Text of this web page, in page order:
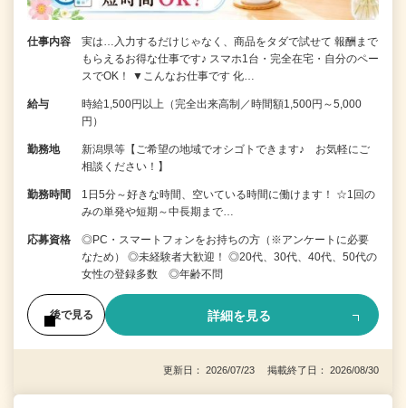
仕事内容
実は…入力するだけじゃなく、商品をタダで試せて 報酬まで
もらえるお得な仕事です♪ スマホ1台・完全在宅・自分のペー
スでOK！ ▼こんなお仕事です 化…
給与
時給1,500円以上（完全出来高制／時間額1,500円～5,000
円）
勤務地
新潟県等【ご希望の地域でオシゴトできます♪ お気軽にご
相談ください！】
勤務時間
1日5分～好きな時間、空いている時間に働けます！ ☆1回の
みの単発や短期～中長期まで…
応募資格
◎PC・スマートフォンをお持ちの方（※アンケートに必要
なため） ◎未経験者大歓迎！ ◎20代、30代、40代、50代の
女性の登録多数 ◎年齢不問
後で見る 詳細を見る
更新日： 2026/07/23 掲載終了日： 2026/08/30